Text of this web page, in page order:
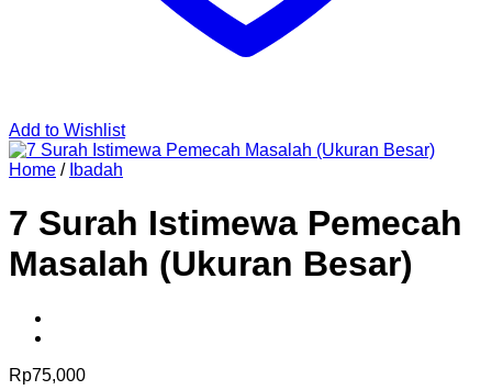
Add to Wishlist
Home / Ibadah
7 Surah Istimewa Pemecah
Masalah (Ukuran Besar)
Rp75,000